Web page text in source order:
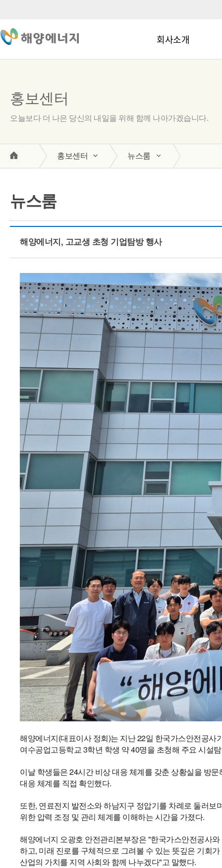
회사소개
홍보센터
오늘보다 더 나은 당신의 내일을 위해 함께 나아가겠습니다.
홍보센터 뉴스룸
뉴스룸
해양에너지, 고교생 초청 기업탐방 행사
해양에너지(대표이사 정회)는 지난 22일 한국가스안전공사
여수공업고등학교 3학년 학생 약 40명을 초청해 주요 시설
이날 학생들은 24시간 비상 대응 체계를 갖춘 상황실을 방
대응 체계를 직접 확인했다.
또한, 연료전지 발전소와 하남지구 정압기를 차례로 둘러
위한 압력 조정 및 관리 체계를 이해하는 시간을 가졌다.
해양에너지 오광호 안전관리본부장은 "한국가스안전공사
하고, 미래 진로를 구체적으로 그려볼 수 있는 뜻깊은 기회
산업의 가치를 지역 사회와 함께 나누겠다"고 말했다.